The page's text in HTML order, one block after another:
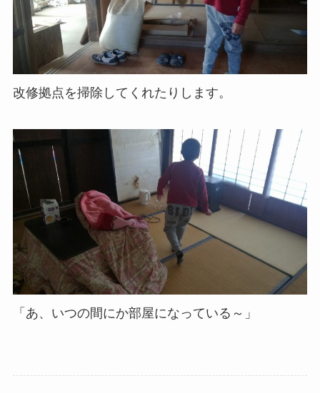
改修拠点を掃除してくれたりします。
「あ、いつの間にか部屋になっている～」